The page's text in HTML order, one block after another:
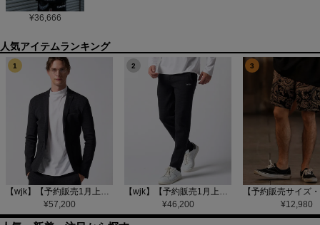
¥36,666
1
【wjk】【予約販売1月上旬～中旬入荷】function knit jacket(jacquard check) ニットジャケット(207 mw08j)
¥57,200
2
【wjk】【予約販売1月上旬～中旬入荷】function knit easy slacks(jacquard check) ニットイージーパンツ(504 mw08j)
¥46,200
3
¥12,980